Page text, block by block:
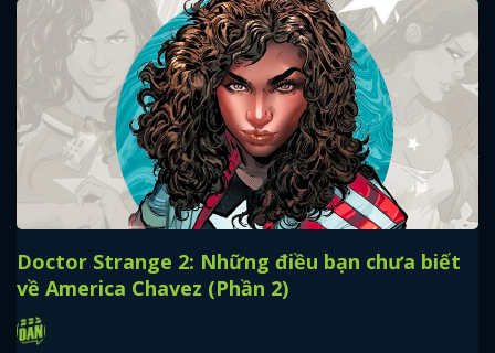
Doctor Strange 2: Những điều bạn chưa biết
về America Chavez (Phần 2)